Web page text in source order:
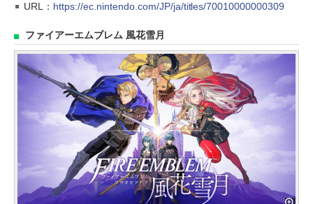
URL： https://ec.nintendo.com/JP/ja/titles/70010000000309
ファイアーエムブレム 風花雪月